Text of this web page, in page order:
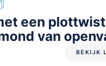
een plottwist
van
BEKIJK